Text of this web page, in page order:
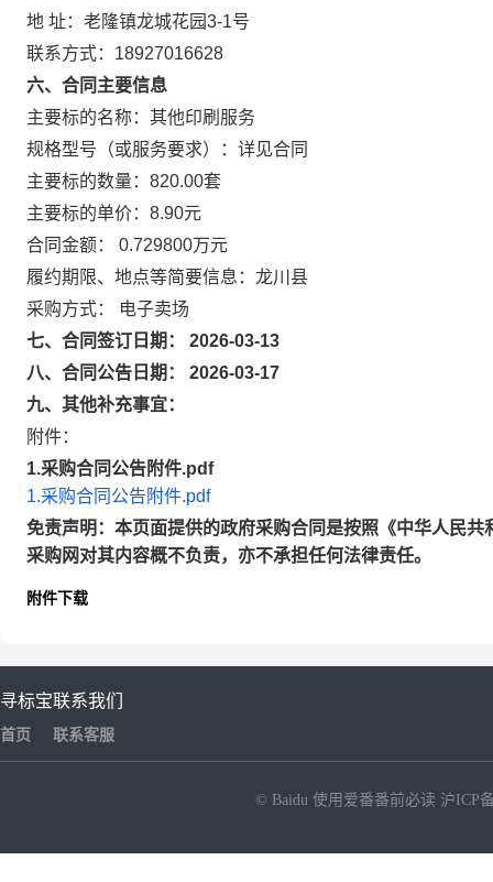
地 址：老隆镇龙城花园3-1号
联系方式：18927016628
六、合同主要信息
主要标的名称：其他印刷服务
规格型号（或服务要求）：详见合同
主要标的数量：820.00套
主要标的单价：8.90元
合同金额： 0.729800万元
履约期限、地点等简要信息：龙川县
采购方式： 电子卖场
七、合同签订日期： 2026-03-13
八、合同公告日期： 2026-03-17
九、其他补充事宜：
附件：
1.采购合同公告附件.pdf
1.采购合同公告附件.pdf
免责声明：本页面提供的政府采购合同是按照《中华人民
采购网对其内容概不负责，亦不承担任何法律责任。
附件下载
寻标宝
首页
联系我们
联系客服
© Baidu 使用爱番番前必读 沪ICP